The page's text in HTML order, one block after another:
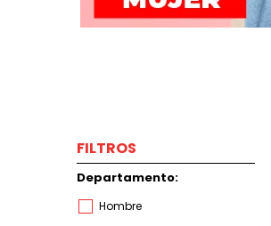
FILTROS
Departamento
hombre